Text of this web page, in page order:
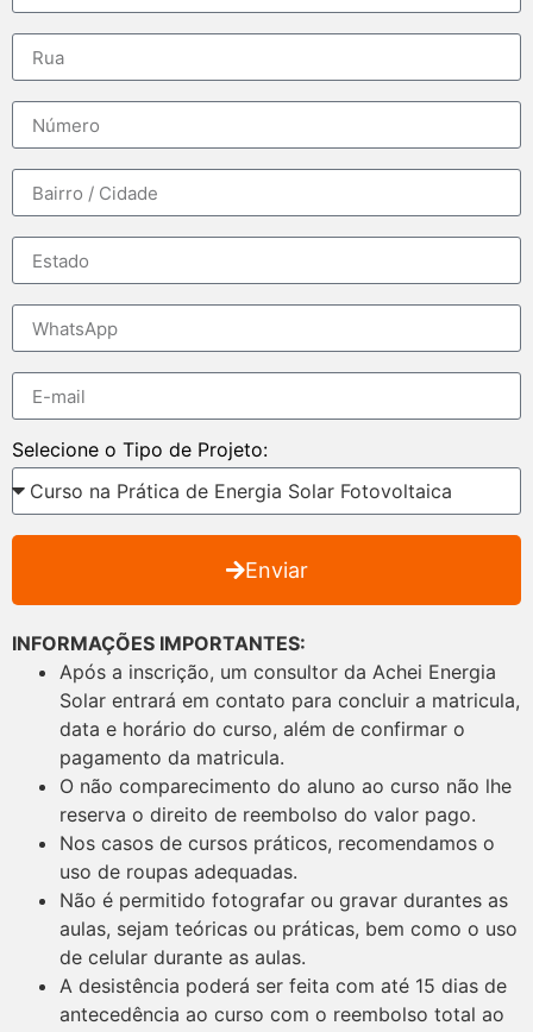
Selecione o Tipo de Projeto:
Enviar
INFORMAÇÕES IMPORTANTES:
Após a inscrição, um consultor da Achei Energia
Solar entrará em contato para concluir a matricula,
data e horário do curso, além de confirmar o
pagamento da matricula.
O não comparecimento do aluno ao curso não lhe
reserva o direito de reembolso do valor pago.
Nos casos de cursos práticos, recomendamos o
uso de roupas adequadas.
Não é permitido fotografar ou gravar durantes as
aulas, sejam teóricas ou práticas, bem como o uso
de celular durante as aulas.
A desistência poderá ser feita com até 15 dias de
antecedência ao curso com o reembolso total ao